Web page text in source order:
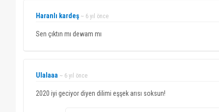
Haranlı kardeş ~ 6 yıl önce
Sen çıktın mı dewam mı
Ulalaaa ~ 6 yıl önce
2020 iyi geciyor diyen dilimi eşşek arısı soksun!